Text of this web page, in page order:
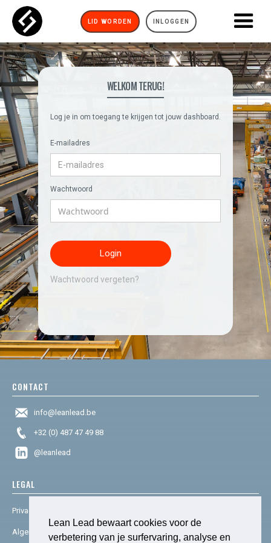
Lean Lead bewaart cookies voor de
verbetering van je surfervaring, analyse en
LID WORDEN INLOGGEN
WELKOM TERUG!
Log je in om toegang te krijgen tot jouw dashboard.
E-mailadres
Wachtwoord
Wachtwoord vergeten?
CONTACT
info@leanlead.be
+32 (0) 487 47 49 88
@leanlead
LEGAL
Privacy & cookies
Algemene voorwaarden